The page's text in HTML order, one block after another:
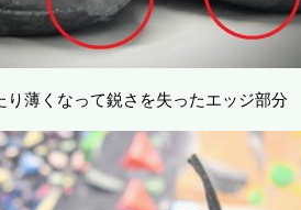
り薄くなって鋭さを失ったエッジ部分